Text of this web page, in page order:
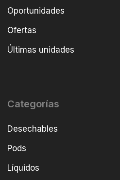
Oportunidades
Ofertas
Últimas unidades
Categorías
Desechables
Pods
Líquidos